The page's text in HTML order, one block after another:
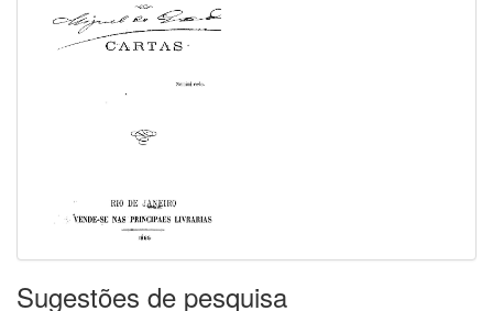
Sugestões de pesquisa